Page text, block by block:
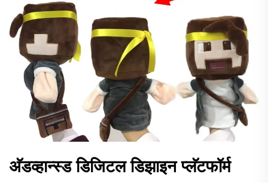
अ‍ॅडव्हान्स्ड डिजिटल डिझाइन प्लॅटफॉर्म